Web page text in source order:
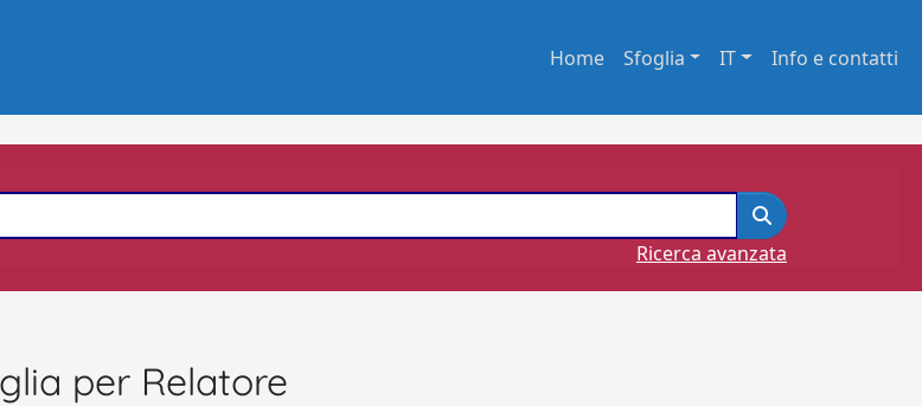
Home Sfoglia IT Info e contatti
Ricerca avanzata
per Relatore